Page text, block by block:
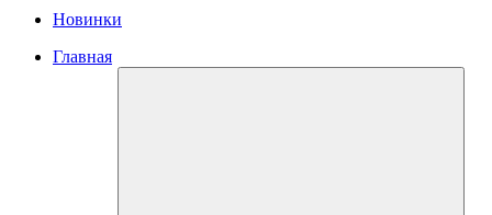
Новинки
Главная